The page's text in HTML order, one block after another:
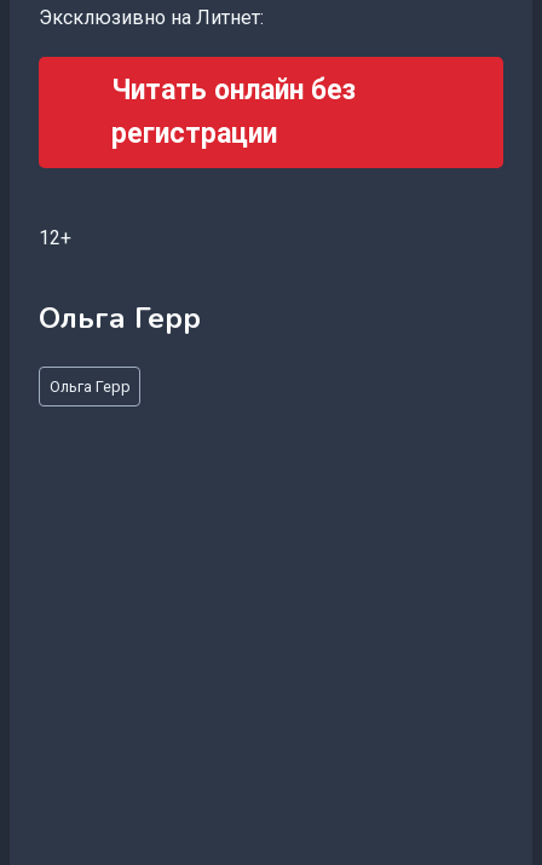
Эксклюзивно на Литнет:
Читать онлайн без
регистрации
12+
Ольга Герр
Метки
записи:
Ольга Герр